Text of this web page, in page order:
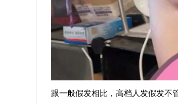
跟一般假发相比，高档人发假发不